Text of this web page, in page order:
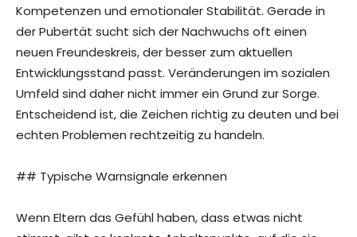
Kompetenzen und emotionaler Stabilität. Gerade in
der Pubertät sucht sich der Nachwuchs oft einen
neuen Freundeskreis, der besser zum aktuellen
Entwicklungsstand passt. Veränderungen im sozialen
Umfeld sind daher nicht immer ein Grund zur Sorge.
Entscheidend ist, die Zeichen richtig zu deuten und bei
echten Problemen rechtzeitig zu handeln.
## Typische Warnsignale erkennen
Wenn Eltern das Gefühl haben, dass etwas nicht